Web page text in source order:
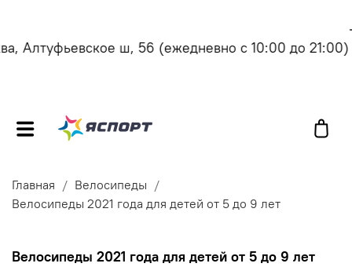
Алтуфьевское ш, 56(ежедневно с 10:00 до 21:00)
Главная
Велосипеды
Велосипеды 2021 года для детей от 5 до 9 лет
Велосипеды 2021 года для детей от 5 до 9 лет